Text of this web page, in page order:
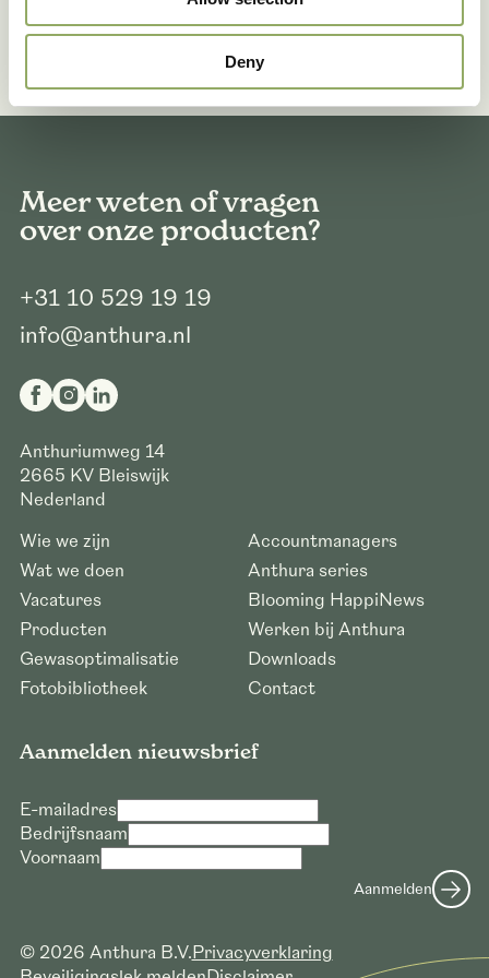
Deny
Meer weten of vragen
over onze producten?
+31 10 529 19 19
info@anthura.nl
Anthuriumweg 14
2665 KV Bleiswijk
Nederland
Wie we zijn
Wat we doen
Vacatures
Producten
Gewasoptimalisatie
Fotobibliotheek
Accountmanagers
Anthura series
Blooming HappiNews
Werken bij Anthura
Downloads
Contact
Aanmelden nieuwsbrief
E-mailadres
Bedrijfsnaam
Voornaam
Aanmelden
© 2026 Anthura B.V.Privacyverklaring